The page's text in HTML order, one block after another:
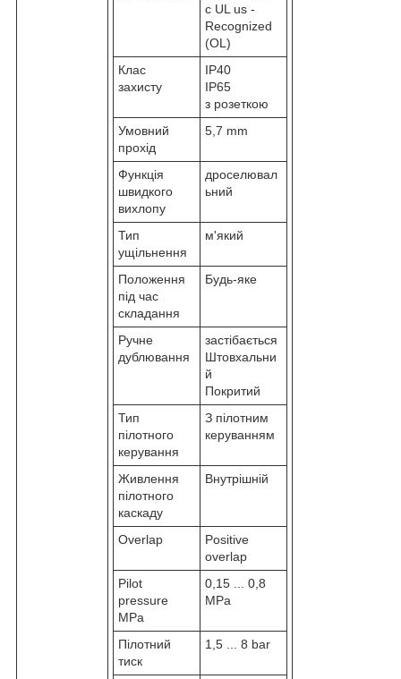
c UL us -
Recognized
(OL)
Клас
захисту
IP40
IP65
з розеткою
Умовний
прохід
5,7 mm
Функція
швидкого
вихлопу
дроселювал
ьний
Тип
ущільнення
м'який
Положення
під час
складання
Будь-яке
Ручне
дублювання
застібається
Штовхальни
й
Покритий
Тип
пілотного
керування
З пілотним
керуванням
Живлення
пілотного
каскаду
Внутрішній
Overlap
Positive
overlap
Pilot
pressure
MPa
0,15 ... 0,8
MPa
Пілотний
тиск
1,5 ... 8 bar